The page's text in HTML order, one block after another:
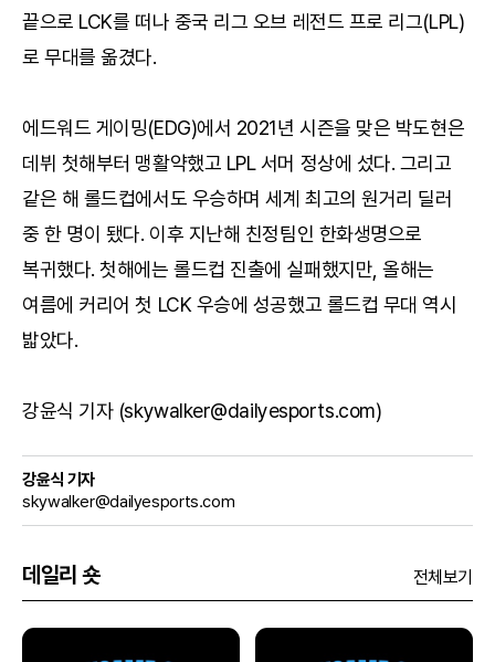
끝으로 LCK를 떠나 중국 리그 오브 레전드 프로 리그(LPL)
로 무대를 옮겼다.
에드워드 게이밍(EDG)에서 2021년 시즌을 맞은 박도현은
데뷔 첫해부터 맹활약했고 LPL 서머 정상에 섰다. 그리고
같은 해 롤드컵에서도 우승하며 세계 최고의 원거리 딜러
중 한 명이 됐다. 이후 지난해 친정팀인 한화생명으로
복귀했다. 첫해에는 롤드컵 진출에 실패했지만, 올해는
여름에 커리어 첫 LCK 우승에 성공했고 롤드컵 무대 역시
밟았다.
강윤식 기자 (skywalker@dailyesports.com)
강윤식 기자
skywalker@dailyesports.com
데일리 숏 전체보기